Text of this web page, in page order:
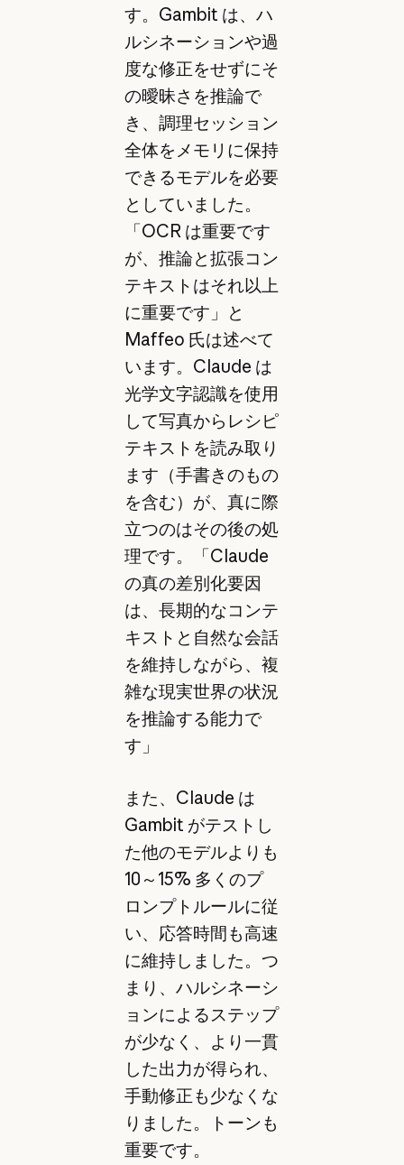
す。Gambit は、ハ
ルシネーションや過
度な修正をせずにそ
の曖昧さを推論で
き、調理セッション
全体をメモリに保持
できるモデルを必要
としていました。
「OCR は重要です
が、推論と拡張コン
テキストはそれ以上
に重要です」と
Maffeo 氏は述べて
います。Claude は
光学文字認識を使用
して写真からレシピ
テキストを読み取り
ます（手書きのもの
を含む）が、真に際
立つのはその後の処
理です。「Claude
の真の差別化要因
は、長期的なコンテ
キストと自然な会話
を維持しながら、複
雑な現実世界の状況
を推論する能力で
す」
また、Claude は
Gambit がテストし
た他のモデルよりも
10～15% 多くのプ
ロンプトルールに従
い、応答時間も高速
に維持しました。つ
まり、ハルシネーシ
ョンによるステップ
が少なく、より一貫
した出力が得られ、
手動修正も少なくな
りました。トーンも
重要です。